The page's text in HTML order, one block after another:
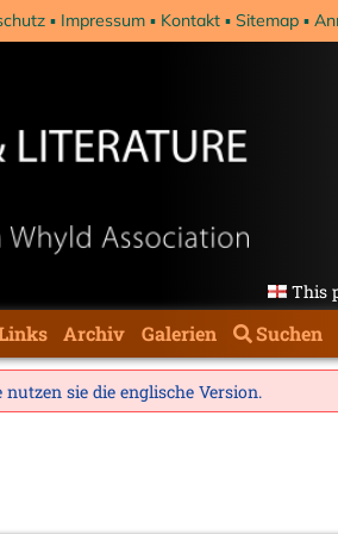
Impressum Kontakt Sitemap
This
Archiv Galerien Suchen
sie die englische Version.